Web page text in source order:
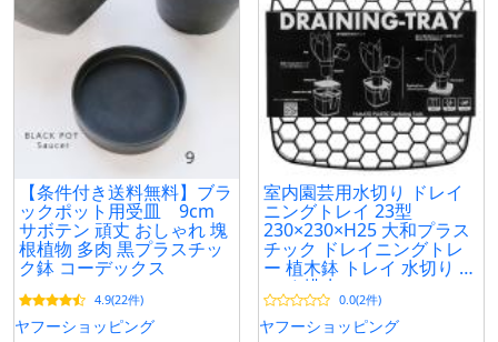
【条件付き送料無料】ブラ
ックポット用受皿 9cm
サボテン 頑丈 おしゃれ 塊
根植物 多肉 黒プラスチッ
ク鉢 コーデックス
4.9(22件)
ヤフーショッピング
室内園芸用水切り ドレイ
ニングトレイ 23型
230×230×H25 大和プラス
チック ドレイニングトレ
ー 植木鉢 トレイ 水切り ト
レイ 排水
0.0(2件)
ヤフーショッピング